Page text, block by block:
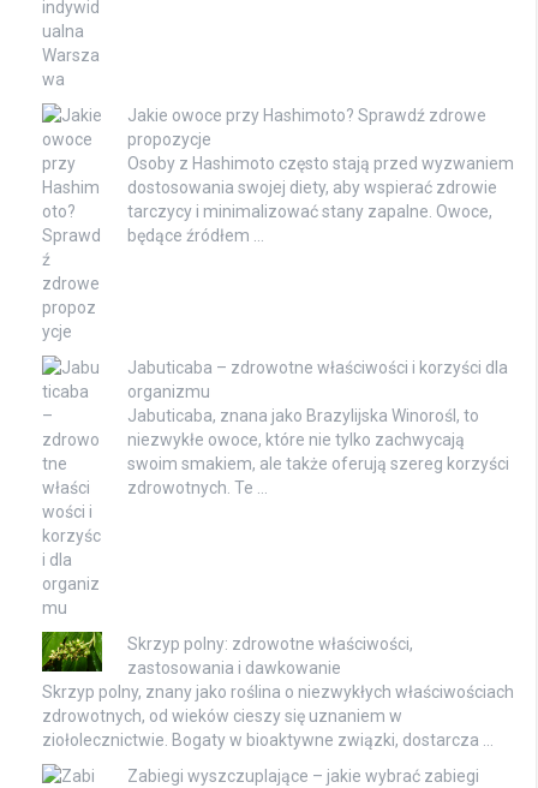
Jakie owoce przy Hashimoto? Sprawdź zdrowe
propozycje
Osoby z Hashimoto często stają przed wyzwaniem
dostosowania swojej diety, aby wspierać zdrowie
tarczycy i minimalizować stany zapalne. Owoce,
będące źródłem …
Jabuticaba – zdrowotne właściwości i korzyści dla
organizmu
Jabuticaba, znana jako Brazylijska Winorośl, to
niezwykłe owoce, które nie tylko zachwycają
swoim smakiem, ale także oferują szereg korzyści
zdrowotnych. Te …
Skrzyp polny: zdrowotne właściwości,
zastosowania i dawkowanie
Skrzyp polny, znany jako roślina o niezwykłych właściwościach
zdrowotnych, od wieków cieszy się uznaniem w
ziołolecznictwie. Bogaty w bioaktywne związki, dostarcza …
Zabiegi wyszczuplające – jakie wybrać zabiegi